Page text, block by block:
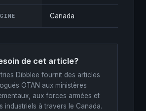
Canada
de cet article?
Dibblee fournit des articles
OTAN aux ministères
aux forces armées et
industriels à travers le Canada.